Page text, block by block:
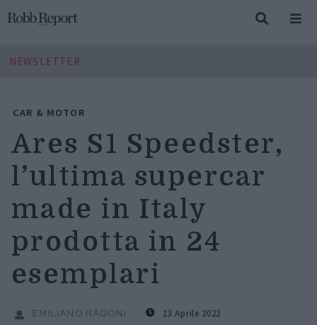
NEWSLETTER
CAR & MOTOR
Ares S1 Speedster,
l’ultima supercar
made in Italy
prodotta in 24
esemplari
EMILIANO RAGONI 13 Aprile 2022